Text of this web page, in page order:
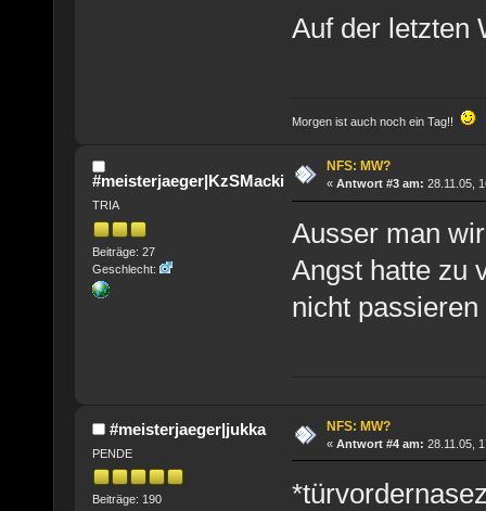
Auf der letzten
Morgen ist auch noch ein Tag!!
#meisterjaeger|KzSMacki
TRIA
Beiträge: 27
Geschlecht:
NFS: MW?
« Antwort #3 am: 28.11.05,
Ausser man
Angst hatte zu
nicht passieren
#meisterjaeger|jukka
PENDE
Beiträge: 190
NFS: MW?
« Antwort #4 am: 28.11.05,